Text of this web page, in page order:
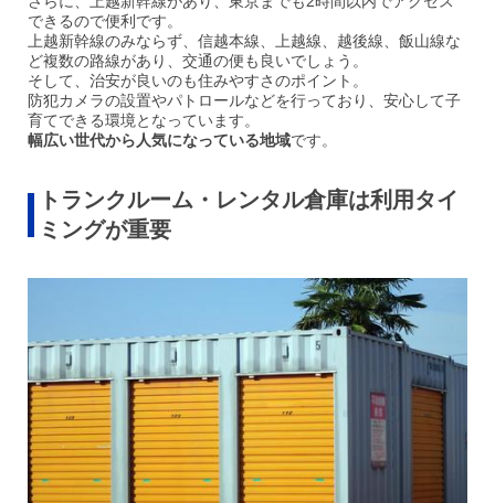
できるので便利です。
上越新幹線のみならず、信越本線、上越線、越後線、飯山線な
ど複数の路線があり、交通の便も良いでしょう。
そして、治安が良いのも住みやすさのポイント。
防犯カメラの設置やパトロールなどを行っており、安心して子
育てできる環境となっています。
幅広い世代から人気になっている地域です。
トランクルーム・レンタル倉庫は利用タイ
ミングが重要